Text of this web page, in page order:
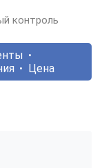
контроль
Цена